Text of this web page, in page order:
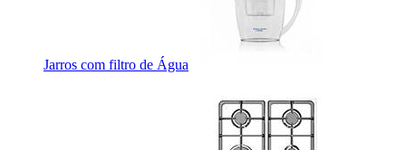
Jarros com filtro de Água